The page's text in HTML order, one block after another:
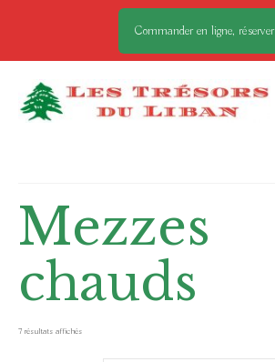
Commander en ligne, réserver
Mezzes
chauds
7 résultats affichés